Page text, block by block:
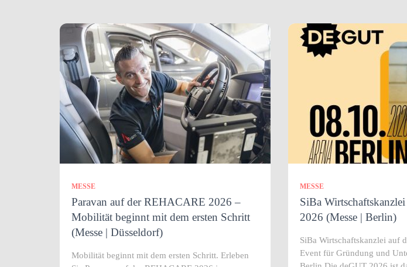
MESSE
Paravan auf der REHACARE 2026 –
Mobilität beginnt mit dem ersten Schritt
(Messe | Düsseldorf)
Mobilität beginnt mit dem ersten Schritt. Erleben
MESSE
SiBa
2026 (Messe | Berlin)
SiBa Wirtschaftskanzlei auf
Event für Gründung und